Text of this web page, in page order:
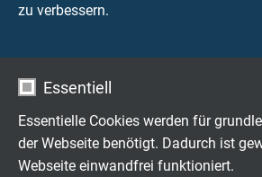
zu verbessern.
Essentiell
Essentielle Cookies werden für
der Webseite benötigt. Dadurch ist
Webseite einwandfrei funktioniert.
mit 10-poligem Lemo Stiftstecker und
FETK - ETK Adapter
mit 10-poligem Lemo Buchsenstecker